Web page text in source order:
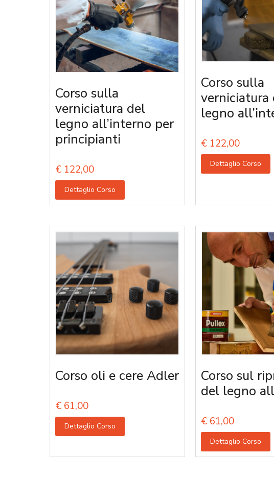
Corso sulla
verniciatura del
legno all’interno per
principianti
€ 122,00
Dettaglio Corso
Corso sulla
verniciatura
legno
€ 122,00
Dettaglio Corso
Corso oli e cere Adler
€ 61,00
Dettaglio Corso
Corso sul
del legno
€ 61,00
Dettaglio Corso